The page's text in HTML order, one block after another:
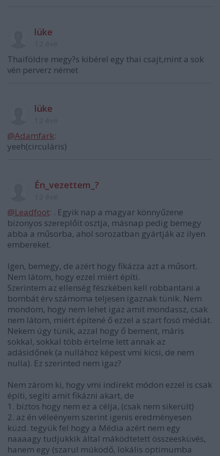
lüke
Thaiföldre megy?s kibérel egy thai csajt,mint a sok
vén perverz német
lüke
@Adamfark:
yeeh(circuláris)
Én_vezettem_?
@Leadfoot: . Egyik nap a magyar könnyűzene
bizonyos szereplőit osztja, másnap pedig bemegy
abba a műsorba, ahol sorozatban gyártják az ilyen
embereket.
Igen, bemegy, de azért hogy fikázza azt a műsort.
Nem látom, hogy ezzel miért építi.
Szerintem az ellenség fészkében kell robbantani a
bombát érv számoma teljesen igaznak tünik. Nem
mondom, hogy nem lehet igaz amit mondassz, csak
nem látom, miért építené ő ezzel a szart fosó médiát.
Nekem úgy tünik, azzal hogy ő bement, máris
sokkal, sokkal több értelme lett annak az
adásidőnek (a nullához képest vmi kicsi, de nem
nulla). Ez szerinted nem igaz?
Nem zárom ki, hogy vmi indirekt módon ezzel is csak
épiti, segíti amit fikázni akart, de
1. biztos hogy nem ez a célja, (csak nem sikerült)
2. az én véleényem szerint igenis eredményesen
küzd. tegyük fel hogy a Média azért nem egy
naaaagy tudjukkik által máködtetett összeesküvés,
hanem egy (szarul múködő, lokális optimumba